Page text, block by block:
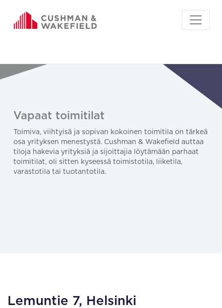
Vapaat toimitilat
Toimiva, viihtyisä ja sopivan kokoinen toimitila on tärkeä
osa yrityksen menestystä. Cushman & Wakefield auttaa
tiloja hakevia yrityksiä ja sijoittajia löytämään parhaat
toimitilat, oli sitten kyseessä toimistotila, liiketila,
varastotila tai tuotantotila.
Lemuntie 7, Helsinki